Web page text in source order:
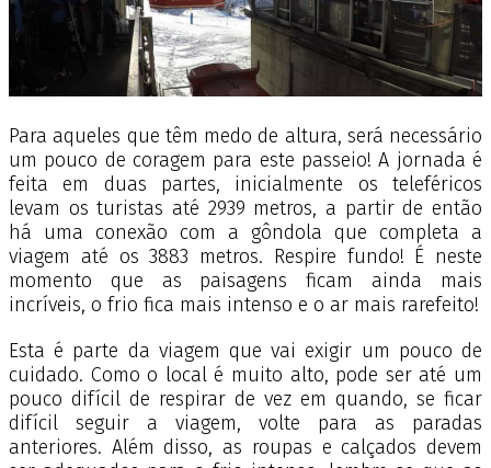
Para aqueles que têm medo de altura, será necessário
um pouco de coragem para este passeio! A jornada é
feita em duas partes, inicialmente os teleféricos
levam os turistas até 2939 metros, a partir de então
há uma conexão com a gôndola que completa a
viagem até os 3883 metros. Respire fundo! É neste
momento que as paisagens ficam ainda mais
incríveis, o frio fica mais intenso e o ar mais rarefeito!
Esta é parte da viagem que vai exigir um pouco de
cuidado. Como o local é muito alto, pode ser até um
pouco difícil de respirar de vez em quando, se ficar
difícil seguir a viagem, volte para as paradas
anteriores. Além disso, as roupas e calçados devem